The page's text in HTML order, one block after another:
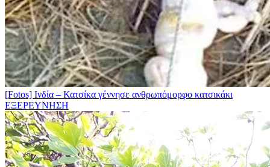
[Fotos] Ινδία – Κατσίκα γέννησε ανθρωπόμορφο κατσικάκι
ΕΞΕΡΕΥΝΗΣΗ